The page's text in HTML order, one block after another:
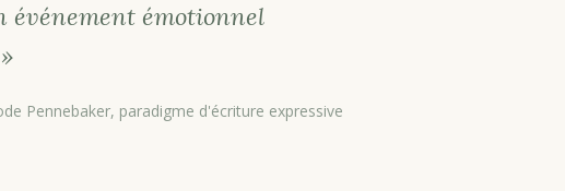
événement émotionnel
Pennebaker, paradigme d'écriture expressive